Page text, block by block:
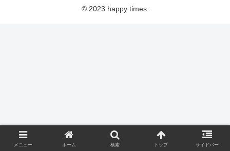
© 2023 happy times.
メニュー ホーム 検索 トップ サイドバー